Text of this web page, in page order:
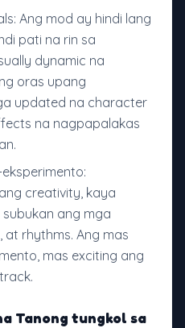
Ang mod ay hindi lang
pati na rin sa
dynamic na
oras upang
updated na character
na nagpapalakas
creativity, kaya
ang mga
rhythms. Ang mas
mas exciting ang
Tanong tungkol sa